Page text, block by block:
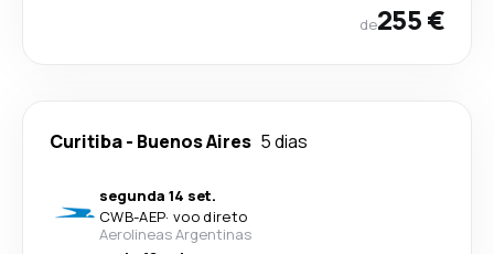
de255 €
Curitiba- Buenos Aires 5 dias
segunda 14 set.
CWB-AEP· voo direto
Aerolineas Argentinas